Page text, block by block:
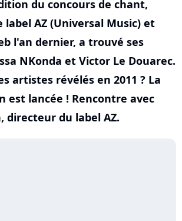
du concours de chant,
label AZ (Universal Music) et
l'an dernier, a trouvé ses
NKonda et Victor Le Douarec.
artistes révélés en 2011 ? La
est lancée ! Rencontre avec
directeur du label AZ.